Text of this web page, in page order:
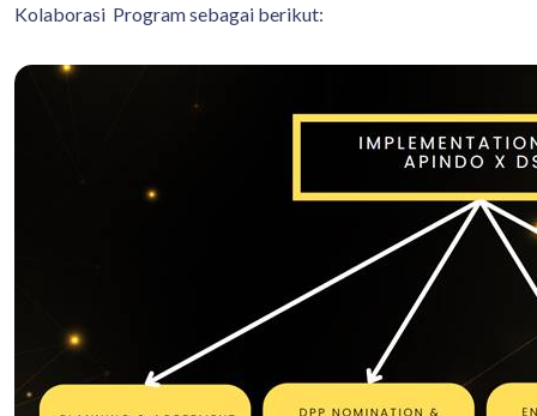
Kolaborasi Program sebagai berikut: